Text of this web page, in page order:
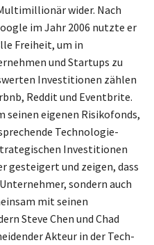
wider. Nach
im Jahr 2006 nutzte er
Freiheit, um in
und Startups zu
Investitionen zählen
Reddit und Eventbrite.
seinen eigenen Risikofonds,
Technologie-
Investitionen
gesteigert und zeigen, dass
sondern auch
mit seinen
Steve Chen und Chad
Akteur in der Tech-